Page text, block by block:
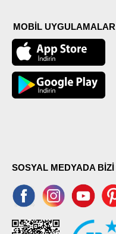
MOBİL UYGULAMALAR
SOSYAL MEDYADA